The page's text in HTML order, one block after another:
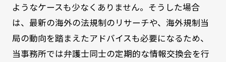
ようなケースも少なくありません。そうした場合
は、最新の海外の法規制のリサーチや、海外規制当
局の動向を踏まえたアドバイスも必要になるため、
当事務所では弁護士同士の定期的な情報交換会を行